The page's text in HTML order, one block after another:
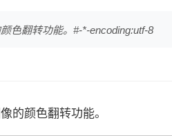
色翻转功能。#-*-encoding:utf-8
的颜色翻转功能。